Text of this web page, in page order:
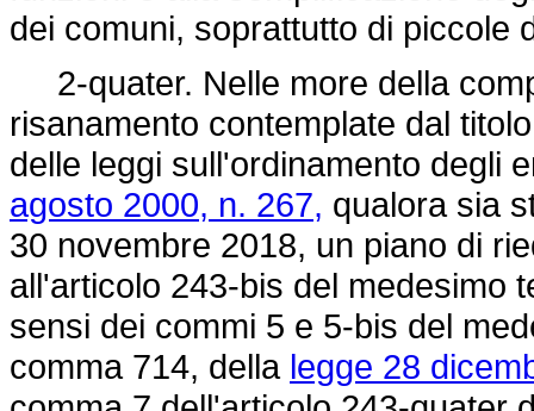
dei comuni, soprattutto di piccole
2-quater. Nelle more della
risanamento contemplate dal
delle leggi sull'ordinamento degli
agosto 2000, n. 267, qualora sia
30 novembre 2018, un piano di
all'articolo 243-bis del medesimo
sensi dei commi 5 e 5-bis del
comma 714, della legge 28